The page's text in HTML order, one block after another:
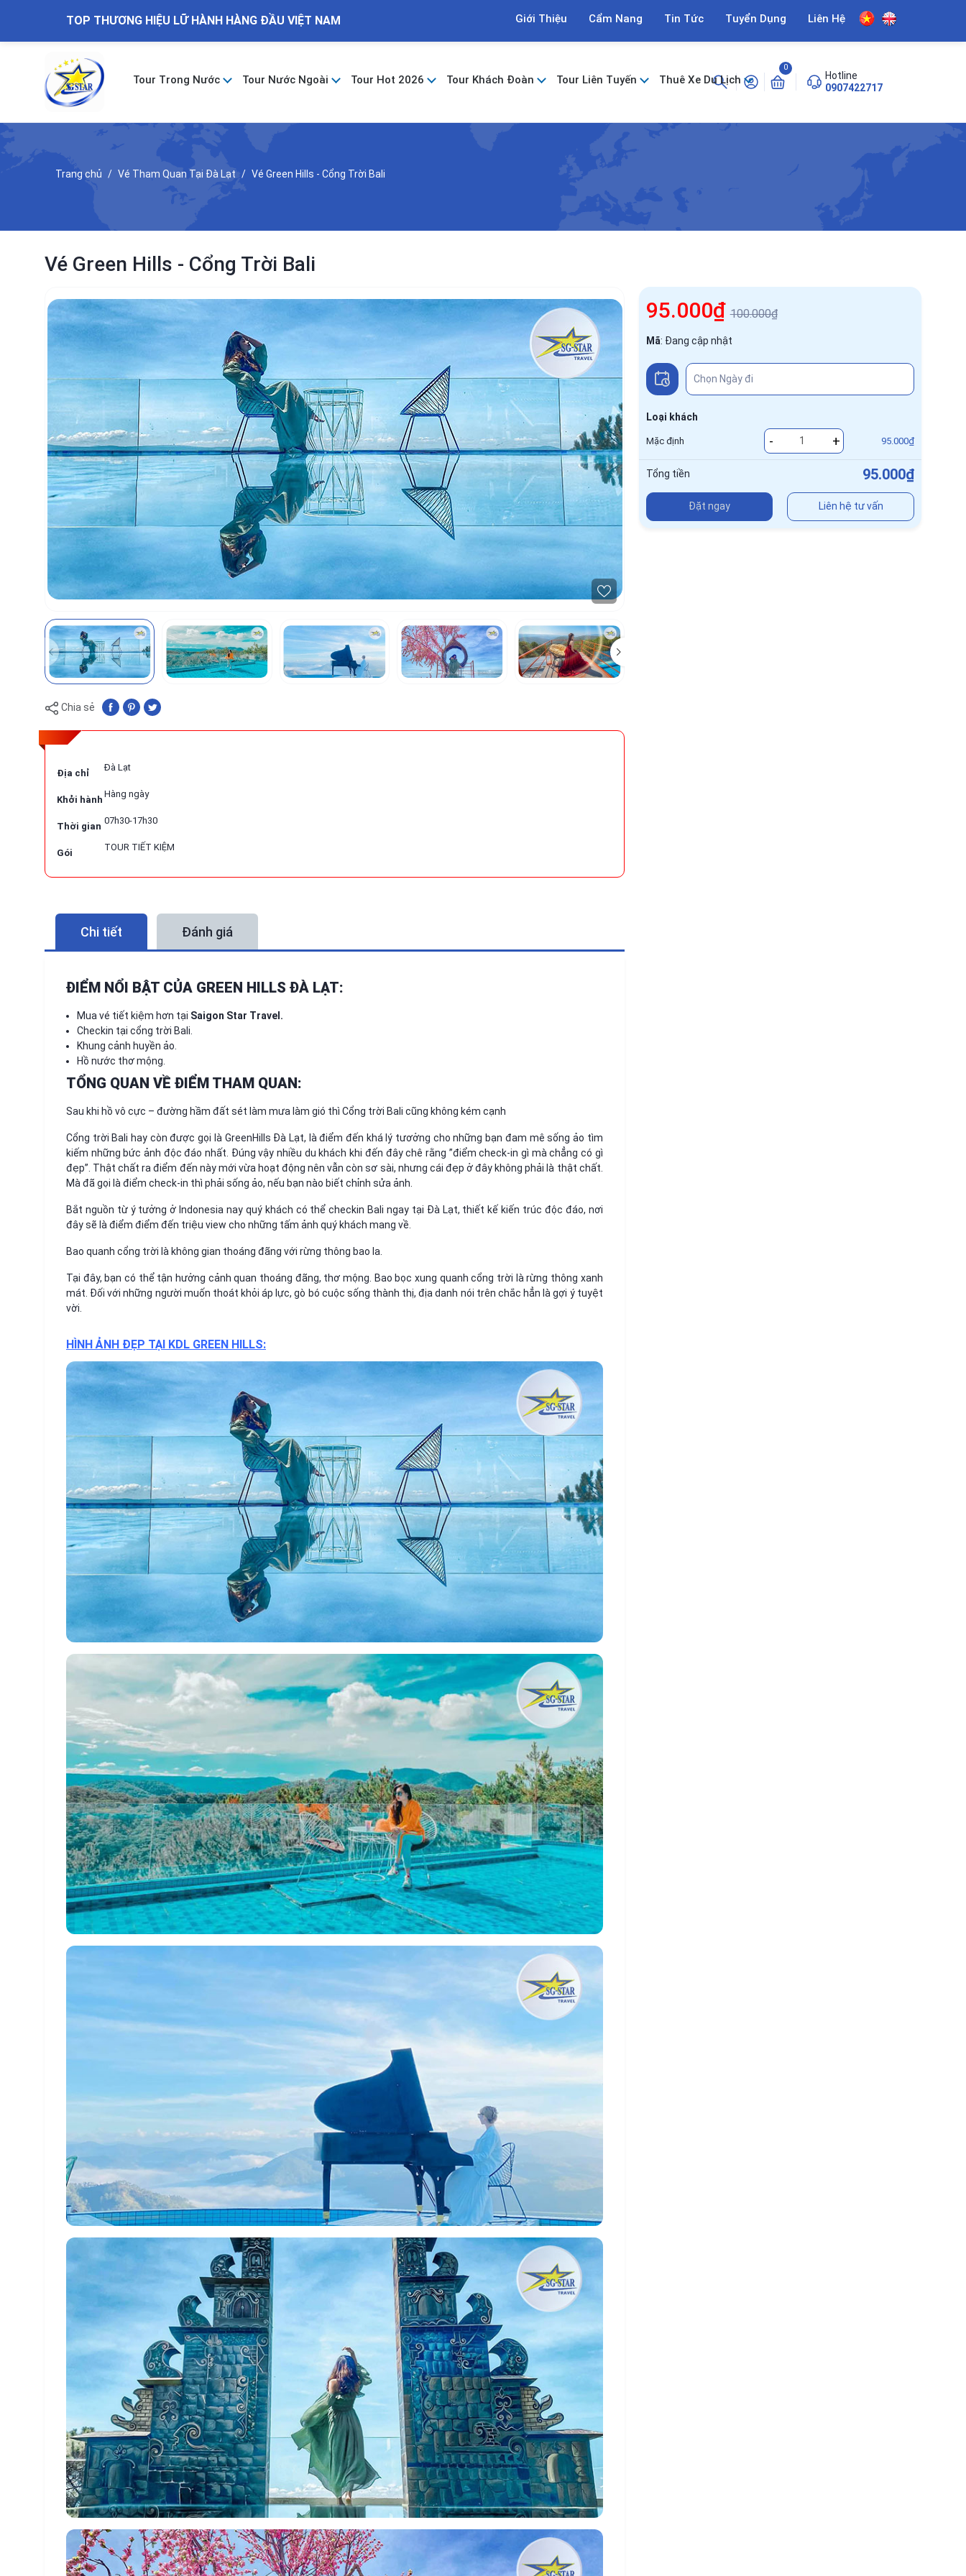
TOP THƯƠNG HIỆU LỮ HÀNH HÀNG ĐẦU VIỆT NAM Giới Thiệu Cẩm Nang Tin Tức Tuyển Dụng Liên Hệ
Tour Trong Nước Tour Nước Ngoài Tour Hot 2026 Tour Khách Đoàn Tour Liên Tuyến Thuê Xe Du Lịch
0
Hotline
0907422717
Trang chủ Vé Tham Quan Tại Đà Lạt Vé Green Hills - Cổng Trời Bali
Vé Green Hills - Cổng Trời Bali
Chia sẻ
Địa chỉ
Đà Lạt
Khởi hành
Hàng ngày
Thời gian
07h30-17h30
Gói
TOUR TIẾT KIỆM
Chi tiết Đánh giá
ĐIỂM NỔI BẬT CỦA GREEN HILLS ĐÀ LẠT:
Mua vé tiết kiệm hơn tại Saigon Star Travel.
Checkin tại cổng trời Bali.
Khung cảnh huyền ảo.
Hồ nước thơ mộng.
TỔNG QUAN VỀ ĐIỂM THAM QUAN:
Sau khi hồ vô cực – đường hầm đất sét làm mưa làm gió thì Cổng trời Bali cũng không kém cạnh
Cổng trời Bali hay còn được gọi là GreenHills Đà Lạt, là điểm đến khá lý tươởng cho những bạn đam mê sống ảo tìm
kiếm những bức ảnh độc đáo nhất. Đúng vậy nhiều du khách khi đến đây chê rằng ”điểm check-in gì mà chẳng có gì
đẹp”. Thật chất ra điểm đến này mới vừa hoạt động nên vẫn còn sơ sài, nhưng cái đẹp ở đây không phải là thật chất.
Mà đã gọi là điểm check-in thì phải sống ảo, nếu bạn nào biết chỉnh sửa ảnh.
Bắt nguồn từ ý tưởng ở Indonesia nay quý khách có thể checkin Bali ngay tại Đà Lạt, thiết kế kiến trúc độc đáo, nơi
đây sẽ là điểm điểm đến triệu view cho những tấm ảnh quý khách mang về.
Bao quanh cổng trời là không gian thoáng đãng với rừng thông bao la.
Tại đây, bạn có thể tận hưởng cảnh quan thoáng đãng, thơ mộng. Bao bọc xung quanh cổng trời là rừng thông xanh
mát. Đối với những người muốn thoát khỏi áp lực, gò bó cuộc sống thành thị, địa danh nói trên chắc hẳn là gợi ý tuyệt
vời.
HÌNH ẢNH ĐẸP TẠI KDL GREEN HILLS:
95.000₫100.000₫
Mã: Đang cập nhật
Loại khách
Mặc định - + 95.000₫
Tổng tiền 95.000₫
Đặt ngay Liên hệ tư vấn